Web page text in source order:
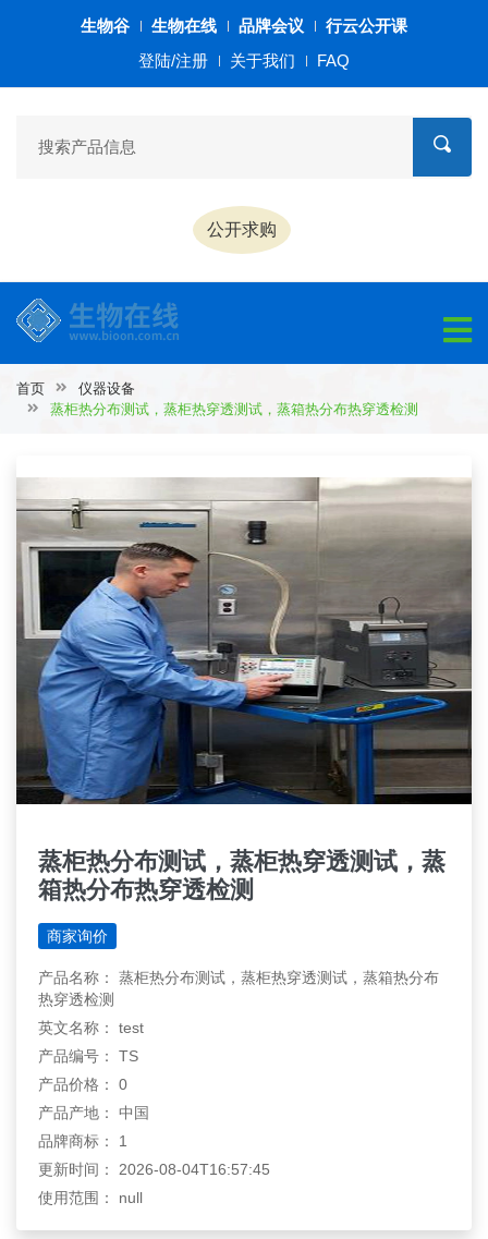
生物谷 生物在线 品牌会议
行云公开课
登陆/注册
关于我们 FAQ
公开求购
首页
仪器设备
蒸柜热分布测试，蒸柜热穿透测试，蒸箱热分布热穿透检测
蒸柜热分布测试，蒸柜热穿透测试，蒸
箱热分布热穿透检测
商家询价
产品名称： 蒸柜热分布测试，蒸柜热穿透测试，蒸箱热分布
热穿透检测
英文名称： test
产品编号： TS
产品价格： 0
产品产地： 中国
品牌商标： 1
更新时间： 2026-08-04T16:57:45
使用范围： null